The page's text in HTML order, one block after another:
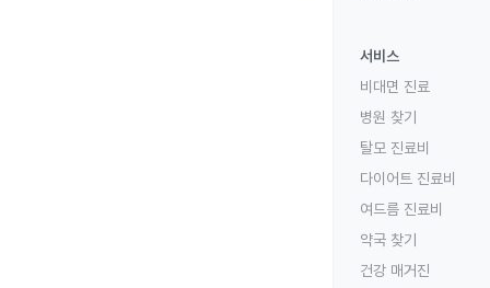
서비스
비대면 진료
병원 찾기
탈모 진료비
다이어트 진료비
여드름 진료비
약국 찾기
건강 매거진